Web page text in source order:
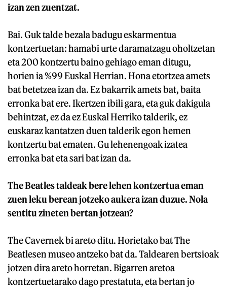
izan zen zuentzat.
Bai. Guk talde bezala badugu eskarmentua
kontzertuetan: hamabi urte daramatzagu oholtzetan
eta 200 kontzertu baino gehiago eman ditugu,
horien ia %99 Euskal Herrian. Hona etortzea amets
bat betetzea izan da. Ez bakarrik amets bat, baita
erronka bat ere. Ikertzen ibili gara, eta guk dakigula
behintzat, ez da ez Euskal Herriko talderik, ez
euskaraz kantatzen duen talderik egon hemen
kontzertu bat ematen. Gu lehenengoak izatea
erronka bat eta sari bat izan da.
The Beatles taldeak bere lehen kontzertua eman
zuen leku berean jotzeko aukera izan duzue. Nola
sentitu zineten bertan jotzean?
The Cavernek bi areto ditu. Horietako bat The
Beatlesen museo antzeko bat da. Taldearen bertsioak
jotzen dira areto horretan. Bigarren aretoa
kontzertuetarako dago prestatuta, eta bertan jo